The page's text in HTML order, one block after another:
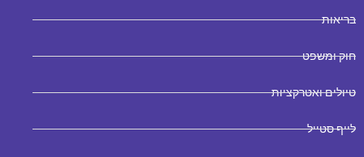
בריאות
חוק ומשפט
טיולים ואטרקציות
לייף סטייל